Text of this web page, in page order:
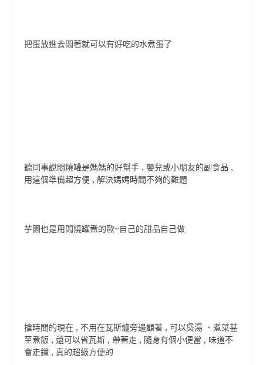
把蛋放進去悶著就可以有好吃的水煮蛋了
聽同事說悶燒罐是媽媽的好幫手 , 嬰兒或小朋友的副食品 ,
用這個準備超方便 , 解決媽媽時間不夠的難題
芋園也是用悶燒罐煮的歐~自己的甜品自己做
搶時間的現在 , 不用在瓦斯爐旁邊顧著 , 可以煲湯 、煮菜甚
至煮飯 , 還可以省瓦斯 , 帶著走 , 隨身有個小便當 , 味道不
會走鐘 , 真的超級方便的